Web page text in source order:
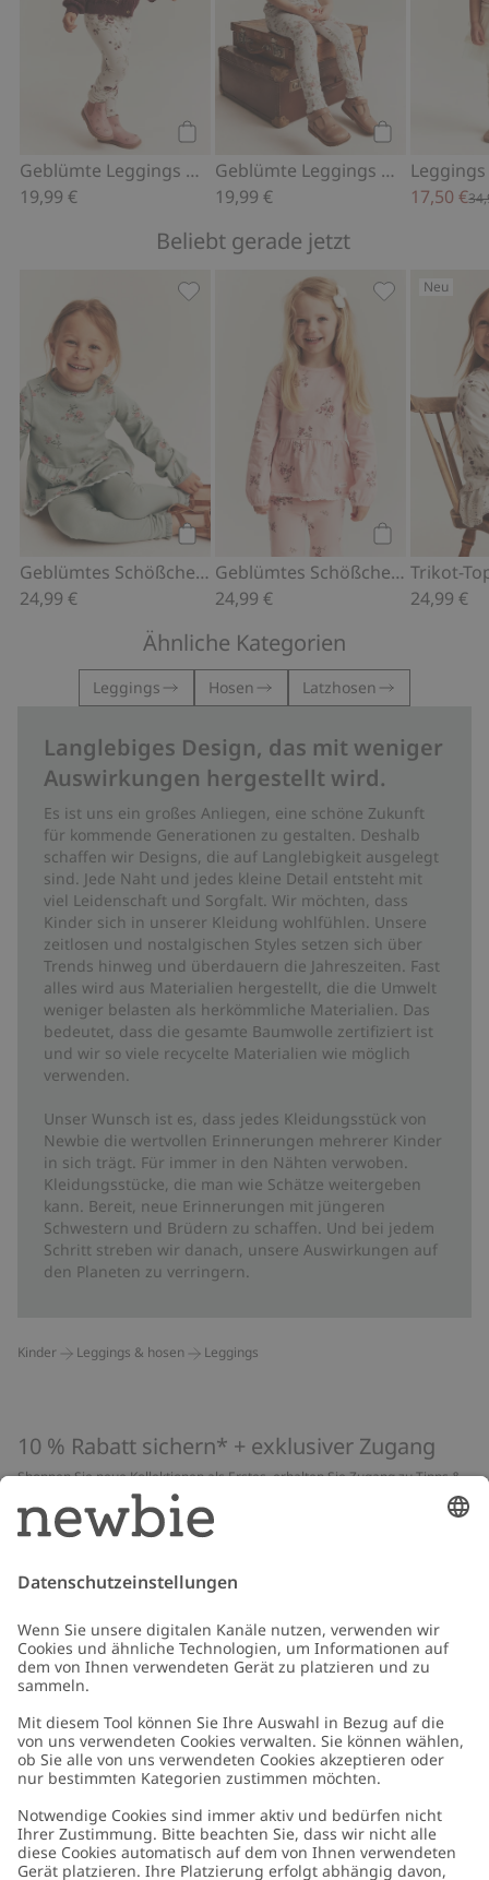
Geblümte Leggings mit Spitzenvolant
19,99 €
Geblümte Leggings mit Spitze
19,99 €
17,50 €
Beliebt gerade jetzt
Geblümtes Schößchen-Oberteil mit langen Ärmeln
24,99 €
Geblümtes Schößchen-Oberteil mit
Geblümtes Schößchen-Oberteil mit langen Ärmeln
24,99 €
Geblümtes
Neu
24,99 €
Ähnliche Kategorien
Leggings Hosen Latzhosen
Langlebiges Design, das mit weniger
Auswirkungen hergestellt wird.
Es ist uns ein großes Anliegen, eine schöne Zukunft
für kommende Generationen zu gestalten. Deshalb
schaffen wir Designs, die auf Langlebigkeit ausgelegt
sind. Jede Naht und jedes kleine Detail entsteht mit
viel Leidenschaft und Sorgfalt. Wir möchten, dass
Kinder sich in unserer Kleidung wohlfühlen. Unsere
zeitlosen und nostalgischen Styles setzen sich über
Trends hinweg und überdauern die Jahreszeiten. Fast
alles wird aus Materialien hergestellt, die die Umwelt
weniger belasten als herkömmliche Materialien. Das
bedeutet, dass die gesamte Baumwolle zertifiziert ist
und wir so viele recycelte Materialien wie möglich
verwenden.
Unser Wunsch ist es, dass jedes Kleidungsstück von
Newbie die wertvollen Erinnerungen mehrerer Kinder
in sich trägt. Für immer in den Nähten verwoben.
Kleidungsstücke, die man wie Schätze weitergeben
kann. Bereit, neue Erinnerungen mit jüngeren
Schwestern und Brüdern zu schaffen. Und bei jedem
Schritt streben wir danach, unsere Auswirkungen auf
den Planeten zu verringern.
Kinder Leggings & hosen Leggings
10 % Rabatt sichern* + exklusiver Zugang
Shoppen Sie neue Kollektionen als Erstes, erhalten Sie Zugang zu Tipps &
Guides und profitieren Sie von exklusiven Angeboten
*Gilt nur für deine erste Bestellung und ist nicht mit anderen Rabatten
oder Angeboten kombinierbar. Gilt nicht für limitierte Artikel. Lies unsere
Schicken
Kundenservice